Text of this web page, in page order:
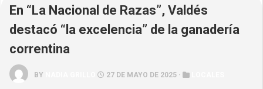
En “La Nacional de Razas”, Valdés
destacó “la excelencia” de la ganadería
correntina
BY 27 DE MAYO DE 2025 ·